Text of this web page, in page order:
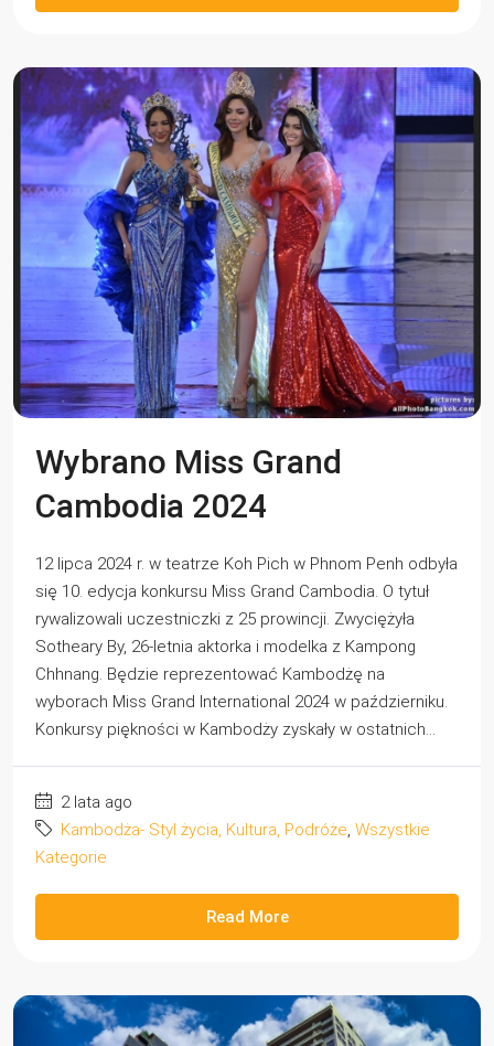
Wybrano Miss Grand
Cambodia 2024
12 lipca 2024 r. w teatrze Koh Pich w Phnom Penh odbyła
się 10. edycja konkursu Miss Grand Cambodia. O tytuł
rywalizowali uczestniczki z 25 prowincji. Zwyciężyła
Sotheary By, 26-letnia aktorka i modelka z Kampong
Chhnang. Będzie reprezentować Kambodżę na
wyborach Miss Grand International 2024 w październiku.
Konkursy piękności w Kambodży zyskały w ostatnich...
2 lata ago
Kambodża- Styl życia, Kultura, Podróże, Wszystkie
Kategorie
Read More